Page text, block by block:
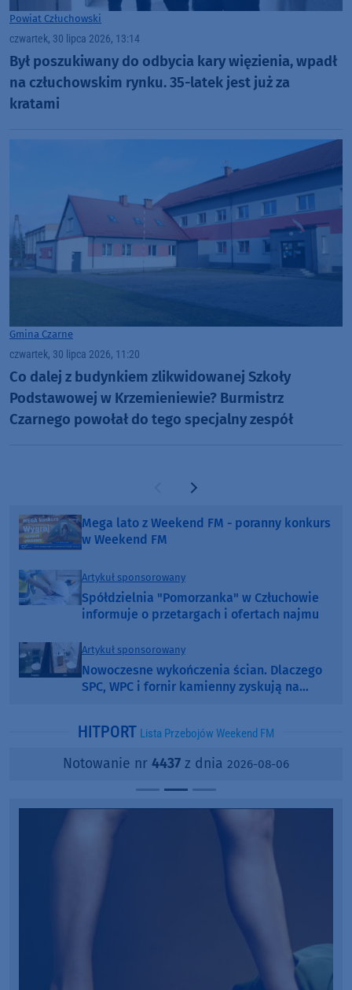
Powiat Człuchowski
czwartek, 30 lipca 2026, 13:14
Był poszukiwany do odbycia kary więzienia, wpadł
na człuchowskim rynku. 35-latek jest już za
kratami
Gmina Czarne
czwartek, 30 lipca 2026, 11:20
Co dalej z budynkiem zlikwidowanej Szkoły
Podstawowej w Krzemieniewie? Burmistrz
Czarnego powołał do tego specjalny zespół
Poprzednia strona
Następna strona
Mega lato z Weekend FM - poranny konkurs
w Weekend FM
Artykuł sponsorowany
Spółdzielnia "Pomorzanka" w Człuchowie
informuje o przetargach i ofertach najmu
Artykuł sponsorowany
Nowoczesne wykończenia ścian. Dlaczego
SPC, WPC i fornir kamienny zyskują na
HITPORT Lista Przebojów Weekend FM
Notowanie nr 4437 z dnia 2026-08-06